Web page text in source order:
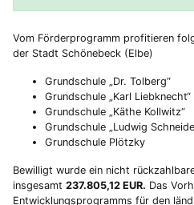
Vom Förderprogramm profitieren
der Stadt Schönebeck (Elbe)
Grundschule „Dr. Tolberg“
Grundschule „Karl Liebknecht“
Grundschule „Käthe Kollwitz“
Grundschule „Ludwig
Grundschule Plötzky
Bewilligt wurde ein nicht
insgesamt 237.805,12 EUR. Das
Entwicklungsprogramms für den